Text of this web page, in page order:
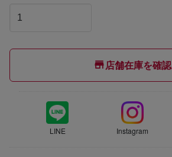
店舗在庫を確認
LINE Instagram